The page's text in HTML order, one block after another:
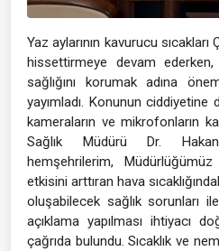
Yaz aylarının kavurucu
hissettirmeye devam
sağlığını korumak adına
yayımladı. Konunun
kameraların ve mikrofonların
Sağlık Müdürü Dr. Hakan
hemşehrilerim,
etkisini arttıran hava
oluşabilecek sağlık sorunları
açıklama yapılması ihtiyacı
çağrıda bulundu. Sıcaklık ve